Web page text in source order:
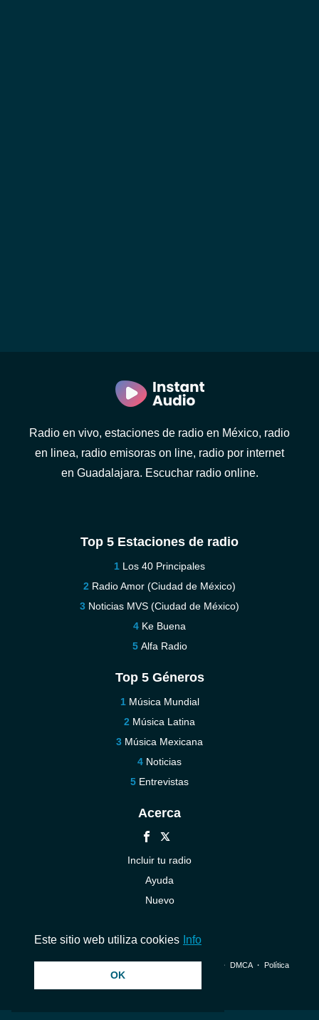
Radio en vivo, estaciones de radio en México, radio
en linea, radio emisoras on line, radio por internet
en Guadalajara. Escuchar radio online.
Top 5 Estaciones de radio
Los 40 Principales
Radio Amor (Ciudad de México)
Noticias MVS (Ciudad de México)
Ke Buena
Alfa Radio
Top 5 Géneros
Música Mundial
Música Latina
Música Mexicana
Noticias
Entrevistas
Acerca
Incluir tu radio
Ayuda
Nuevo
© 2026 InstantAudio. Reservados todos los derechos. ・ DMCA・ Política
Este sitio web utiliza cookies Info
OK